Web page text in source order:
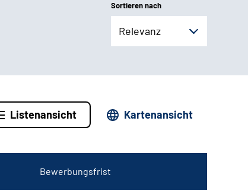
Sortieren nach
Relevanz
Listenansicht Kartenansicht
Bewerbungsfrist